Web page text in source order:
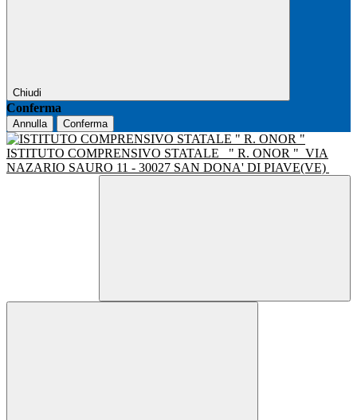
Chiudi
Conferma
Annulla Conferma
ISTITUTO COMPRENSIVO STATALE " R. ONOR " VIA
NAZARIO SAURO 11 - 30027 SAN DONA' DI PIAVE(VE)